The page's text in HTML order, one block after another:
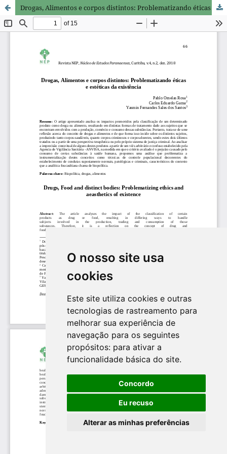
O nosso site usa
cookies
Este site utiliza cookies e outras
tecnologias de rastreamento para
melhorar sua experiência de
navegação para os seguintes
propósitos: para ativar a
funcionalidade básica do site.
Concordo
Eu recuso
Alterar as minhas preferências
Drogas, Alimentos e corpos distintos: Problematizando éticas e estéticas da existência